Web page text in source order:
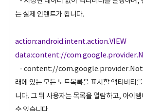
는 실제 인텐트가 됩니다.
action:android.intent.action.VIEW
data:content://
- content://
래에 있는 모든 노트목록을 표시할 액티비티
니다. 그 뒤 사용자는 목록을 열람하고, 아이